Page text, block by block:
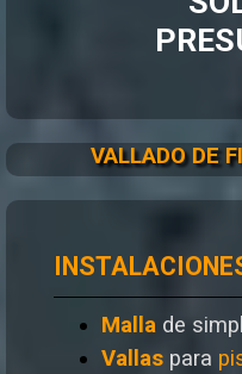
VALLADO DE
Malla de
Vallas para